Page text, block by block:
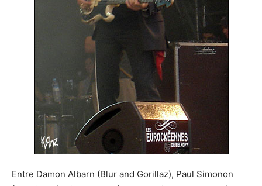
Entre Damon Albarn (Blur and Gorillaz), Paul Simonon